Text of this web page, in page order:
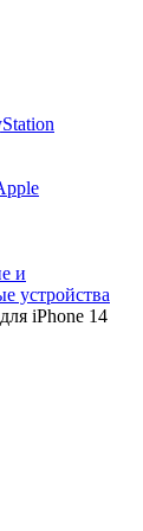
и
устройства
iPhone 14